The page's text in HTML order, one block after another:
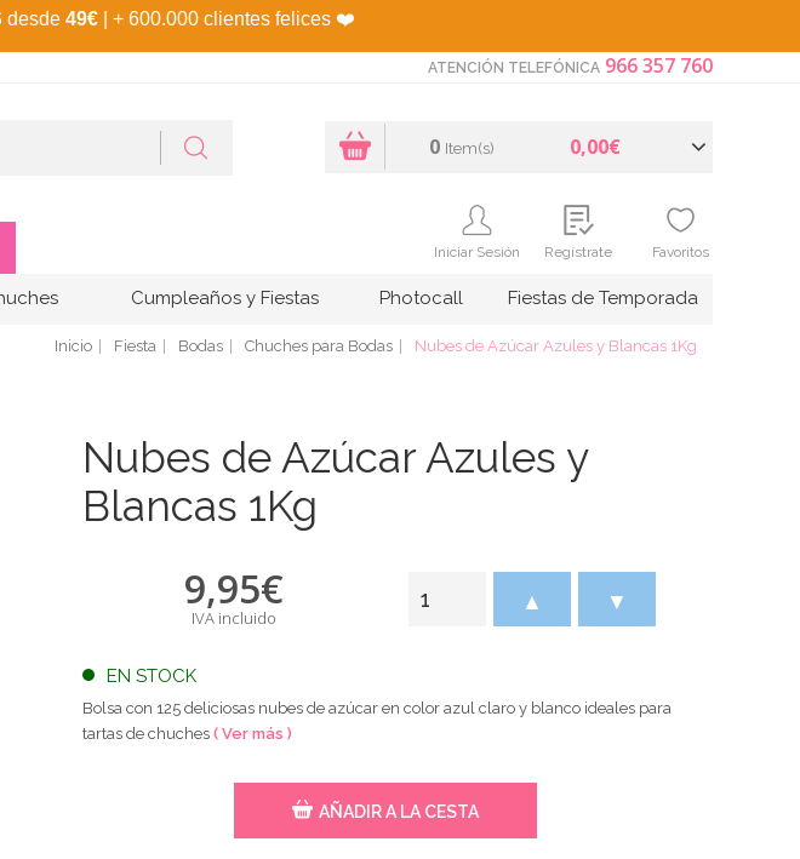
desde 49€ | + 600.000 clientes felices ❤️
ATENCIÓN TELEFÓNICA 966 357 760
0 Item(s) 0,00€
Iniciar Sesión Regístrate Favoritos
Cumpleaños y Fiestas Photocall Fiestas de Temporada
Inicio Fiesta Bodas Chuches para Bodas Nubes de Azúcar Azules y Blancas 1Kg
Nubes de Azúcar Azules y
Blancas 1Kg
9,95€
IVA incluido
EN STOCK
▲ ▼
Bolsa con 125 deliciosas nubes de azúcar en color azul claro y blanco ideales para
tartas de chuches ( Ver más )
AÑADIR A LA CESTA